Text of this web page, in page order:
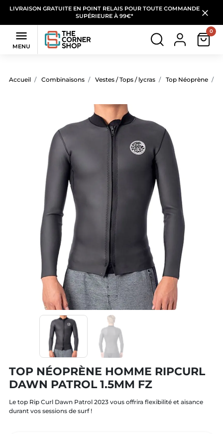
LIVRAISON GRATUITE EN POINT RELAIS POUR TOUTE COMMANDE
SUPÉRIEURE À 99€*

MENU
0
Accueil Combinaisons Vestes / Tops / lycras Top Néoprène
TOP NÉOPRÈNE HOMME RIPCURL
DAWN PATROL 1.5MM FZ
Le top Rip Curl Dawn Patrol 2023 vous offrira flexibilité et aisance
durant vos sessions de surf !